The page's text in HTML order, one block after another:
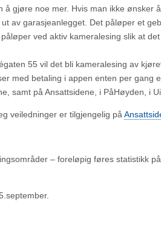
gjøre noe mer. Hvis man ikke ønsker
av garasjeanlegget. Det påløper et
ved aktiv kameralesing slik at
55 vil det bli kameralesing av
med betaling i appen enten per gang
samt på Ansattsidene, i PåHøyden, i
veiledninger er tilgjengelig på
– foreløpig føres statistikk